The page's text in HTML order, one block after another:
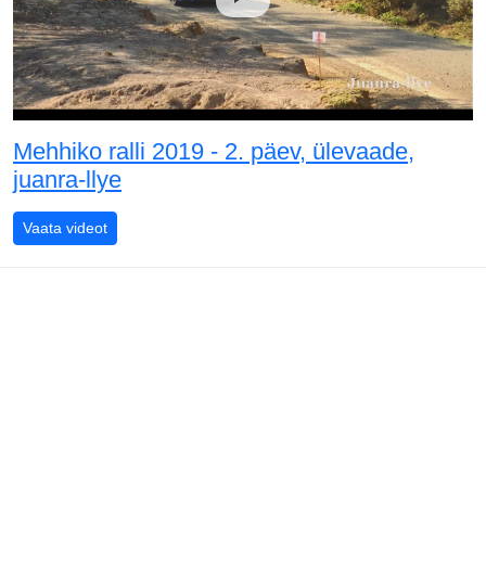
Mehhiko ralli 2019 - 2. päev, ülevaade,
juanra-llye
Vaata videotMehhiko ralli 2019 - 2. päev, ülevaade, juanra-llye